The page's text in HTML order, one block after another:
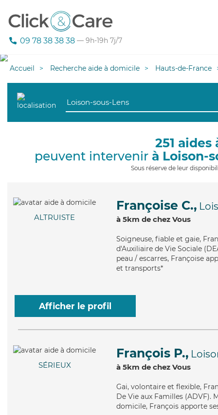
09 78 38 38 38 — 9h-19h 7j/7
Accueil Recherche aide à domicile Hauts-de-France
251
peuvent intervenir à Loison-
Sous réserve de leur
ALTRUISTE
Françoise C.,
à 5km de chez Vous
Soigneuse, fiable et gaie,
d'Auxiliaire de Vie Sociale
peau / escarres, Françoise
et transports*
Afficher le profil
SÉRIEUX
François P.,
à 5km de chez Vous
Gai, volontaire et flexible,
De Vie aux Familles (ADVF).
domicile, François apporte